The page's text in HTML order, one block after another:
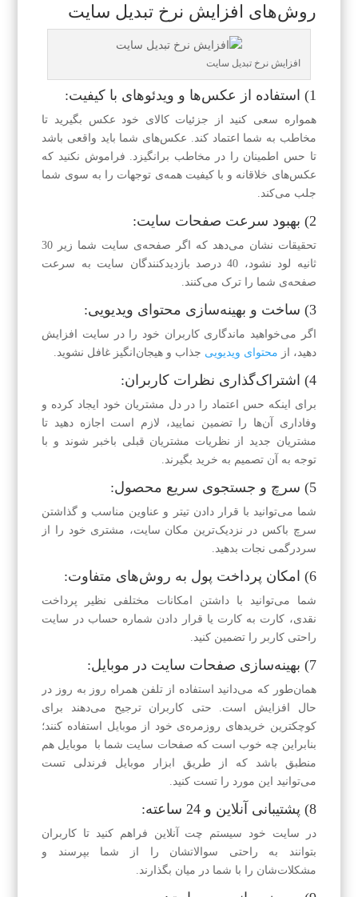
روش‌های افزایش نرخ تبدیل سایت
افزایش نرخ تبدیل سایت
1) استفاده از عکس‌ها و ویدئو‌های با کیفیت:
همواره سعی کنید از جزئیات کالای خود عکس بگیرید تا
مخاطب به شما اعتماد کند. عکس‌های شما باید واقعی باشد
تا حس اطمینان را در مخاطب برانگیزد. فراموش نکنید که
عکس‌های خلاقانه و با کیفیت همه‌ی توجهات را به سوی شما
جلب می‌کند.
2) بهبود سرعت صفحات سایت:
تحقیقات نشان می‌دهد که اگر صفحه‌ی سایت شما زیر 30
ثانیه لود نشود، 40 درصد بازدیدکنندگان سایت به سرعت
صفحه‌ی شما را ترک می‌کنند.
3) ساخت و بهینه‌سازی محتوای ویدیویی:
اگر می‌خواهید ماندگاری کاربران خود را در سایت افزایش
دهید، از محتوای ویدیویی جذاب و هیجان‌انگیز غافل نشوید.
4) اشتراک‌گذاری نظرات کاربران:
برای اینکه حس اعتماد را در دل مشتریان خود ایجاد کرده و
و‌فاداری آن‌ها را تضمین نمایید، لازم است اجازه دهید تا
مشتریان جدید از نظریات مشتریان قبلی باخبر شوند و با
توجه به آن تصمیم به خرید بگیرند.
5) سرچ و جستجوی سریع محصول:
شما می‌توانید با قرار دادن تیتر و عناوین مناسب و گذاشتن
سرچ باکس در نزدیک‌ترین مکان سایت، مشتری خود را از
سردرگمی نجات بدهید.
6) امکان پرداخت پول به روش‌های متفاوت:
شما می‌توانید با داشتن امکانات مختلفی نظیر پرداخت
نقدی، کارت به کارت یا قرار دادن شماره حساب در سایت
راحتی کاربر را تضمین کنید.
7) بهینه‌سازی صفحات سایت در موبایل:
همان‌طور که می‌دانید استفاده از تلفن همراه روز به روز در
حال افزایش است. حتی کاربران ترجیح می‌دهند برای
کوچکترین خرید‌های روزمره‌ی خود از موبایل استفاده کنند؛
بنابراین چه خوب است که صفحات سایت شما با موبایل هم
منطبق باشد که از طریق ابزار موبایل فرند‌لی تست
می‌توانید این مورد را تست کنید.
8) پشتیبانی آنلاین و 24 ساعته:
در سایت خود سیستم چت آنلاین فراهم کنید تا کاربران
بتوانند به راحتی سوالاتشان را از شما بپرسند و
مشکلات‌شان را با شما در میان بگذارند.